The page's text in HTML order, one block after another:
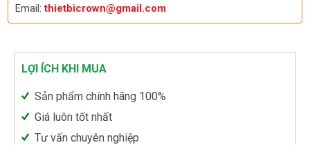
Email:thietbicrown@gmail.com
LỢI ÍCH KHI MUA
Sản phẩm chính hãng 100%
Giá luôn tốt nhất
Tư vấn chuyên nghiệp